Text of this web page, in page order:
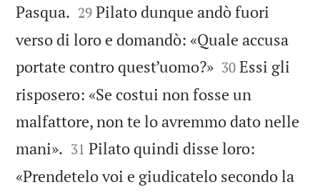
Pasqua. 

29 Pilato dunque andò fuori
verso di loro e domandò: «Quale accusa
portate contro quest’uomo?»
30 Essi gli
risposero: «Se costui non fosse un
malfattore, non te lo avremmo dato nelle
mani». 

31 Pilato quindi disse loro:
«Prendetelo voi e giudicatelo secondo la